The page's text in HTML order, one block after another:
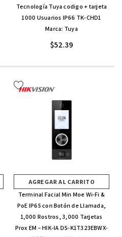
Tecnología Tuya codigo + tarjeta
1000 Usuarios IP66 TK-CHD1
Marca: Tuya
$52.39
AGREGAR AL CARRITO
Terminal Facial Min Moe Wi-Fi &
PoE IP65 con Botón de Llamada,
1,000 Rostros, 3,000 Tarjetas
Prox EM – HIK-IA DS-K1T323EBWX-